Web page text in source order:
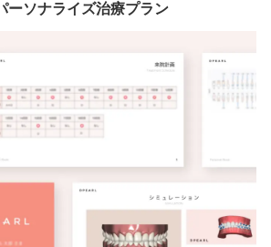
ソナライズ治療プラン